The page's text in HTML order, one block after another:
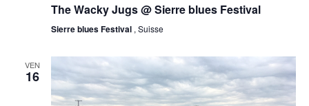
The Wacky Jugs @ Sierre blues Festival
Sierre blues Festival , Suisse
VEN
16